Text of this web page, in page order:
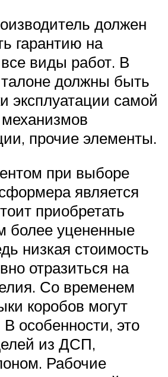
должен
гарантию на
виды работ. В
должны быть
эксплуатации самой
механизмов
прочие элементы.
при выборе
является
приобретать
более уцененные
низкая стоимость
отразиться на
Со временем
коробов могут
особенности, это
из ДСП,
Рабочие